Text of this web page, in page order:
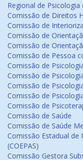
Regional de Psicologia
Comissão de Direitos
Comissão de
Comissão de
Comissão de
Comissão de Pessoa
Comissão de
Comissão de
Comissão de
Comissão de
Comissão de
Comissão de Saúde
Comissão de Saúde
Comissão Estadual de
(COEPAS)
Comissão Gestora